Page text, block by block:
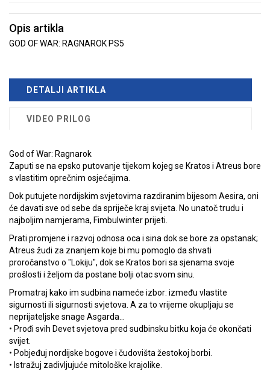
Opis artikla
GOD OF WAR: RAGNAROK PS5
DETALJI ARTIKLA
VIDEO PRILOG
God of War: Ragnarok
Zaputi se na epsko putovanje tijekom kojeg se Kratos i Atreus bore
s vlastitim oprečnim osjećajima.
Dok putujete nordijskim svjetovima razdiranim bijesom Aesira, oni
će davati sve od sebe da spriječe kraj svijeta. No unatoč trudu i
najboljim namjerama, Fimbulwinter prijeti.
Prati promjene i razvoj odnosa oca i sina dok se bore za opstanak;
Atreus žudi za znanjem koje bi mu pomoglo da shvati
proročanstvo o "Lokiju", dok se Kratos bori sa sjenama svoje
prošlosti i željom da postane bolji otac svom sinu.
Promatraj kako im sudbina nameće izbor: između vlastite
sigurnosti ili sigurnosti svjetova. A za to vrijeme okupljaju se
neprijateljske snage Asgarda…
• Prođi svih Devet svjetova pred sudbinsku bitku koja će okončati
svijet.
• Pobjeđuj nordijske bogove i čudovišta žestokoj borbi.
• Istražuj zadivljujuće mitološke krajolike.